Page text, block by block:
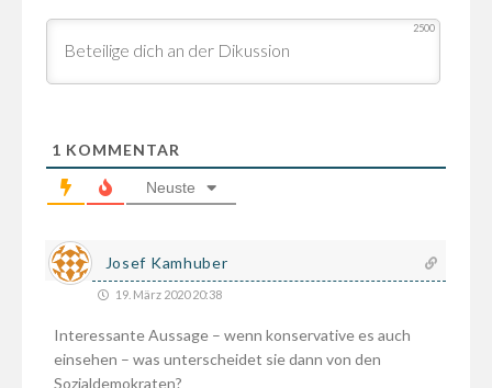
2500
1 KOMMENTAR
Neuste
Josef Kamhuber
19. März 2020 20:38
Interessante Aussage – wenn konservative es auch
einsehen – was unterscheidet sie dann von den
Sozialdemokraten?